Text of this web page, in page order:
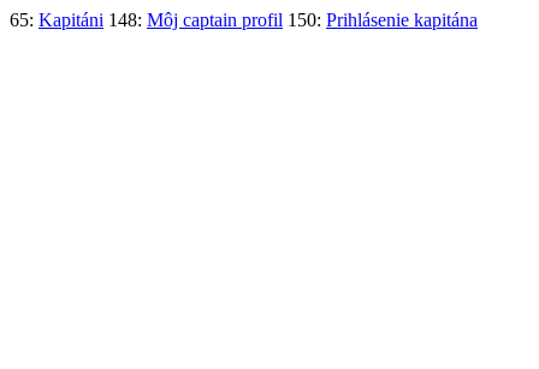
65: Kapitáni 148: Môj captain profil 150: Prihlásenie kapitána